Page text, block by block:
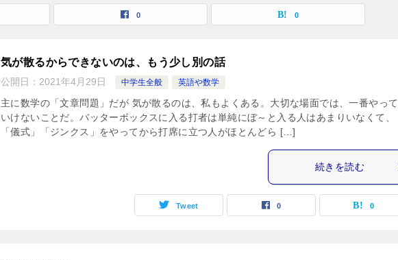
0 0
気が散るからできないのは、もう少し別の話
公開日： 2021年4月29日 中学生全般 英語や数学
主に数学の「文章問題」だが 気が散るのは、私もよくある。大切な場面では、一番やっ
いけないことだ。バッターボックスに入る打者は単純にぼ～と入る人はあまりいなくて、
「儀式」「ジンクス」をやってから打席に立つ人がほとんどら […]
続きを読む
Tweet 0 0